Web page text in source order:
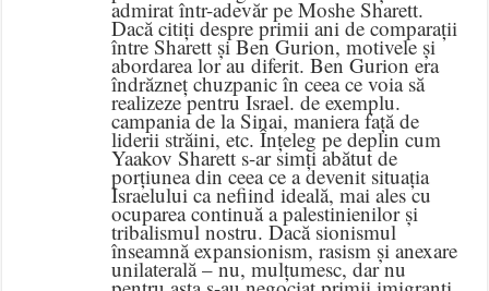
admirat într-adevăr pe Moshe Sharett.
Dacă citiți despre primii ani de comparații
între Sharett și Ben Gurion, motivele și
abordarea lor au diferit. Ben Gurion era
îndrăzneț chuzpanic în ceea ce voia să
realizeze pentru Israel. de exemplu.
campania de la Sinai, maniera față de
liderii străini, etc. Înțeleg pe deplin cum
Yaakov Sharett s-ar simți abătut de
porțiunea din ceea ce a devenit situația
Israelului ca nefiind ideală, mai ales cu
ocuparea continuă a palestinienilor și
tribalismul nostru. Dacă sionismul
înseamnă expansionism, rasism și anexare
unilaterală – nu, mulțumesc, dar nu